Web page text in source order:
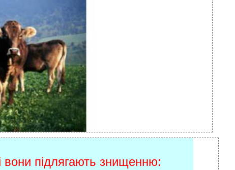
вони підлягають знищенню: